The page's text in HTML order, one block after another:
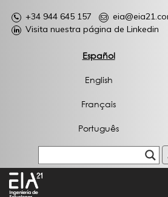
+34 944 645 157
Visita nuestra página de Linkedin
Español
English
Français
Português